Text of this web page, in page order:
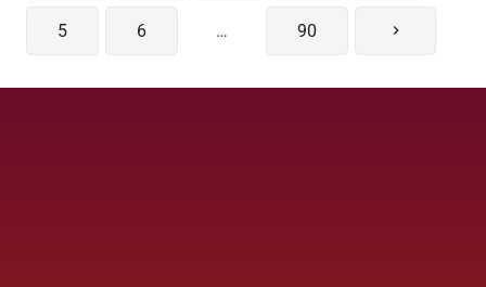
5 6 … 90